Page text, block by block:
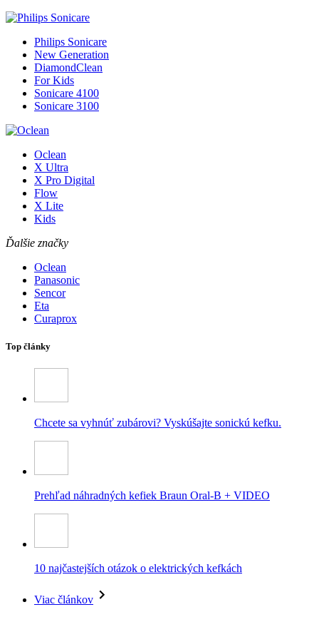
Philips Sonicare
New Generation
DiamondClean
For Kids
Sonicare 4100
Sonicare 3100
Oclean
X Ultra
X Pro Digital
Flow
X Lite
Kids
Ďalšie značky
Oclean
Panasonic
Sencor
Eta
Curaprox
Top články
Chcete sa vyhnúť zubárovi? Vyskúšajte sonickú kefku.
Prehľad náhradných kefiek Braun Oral-B + VIDEO
10 najčastejších otázok o elektrických kefkách
Viac článkov